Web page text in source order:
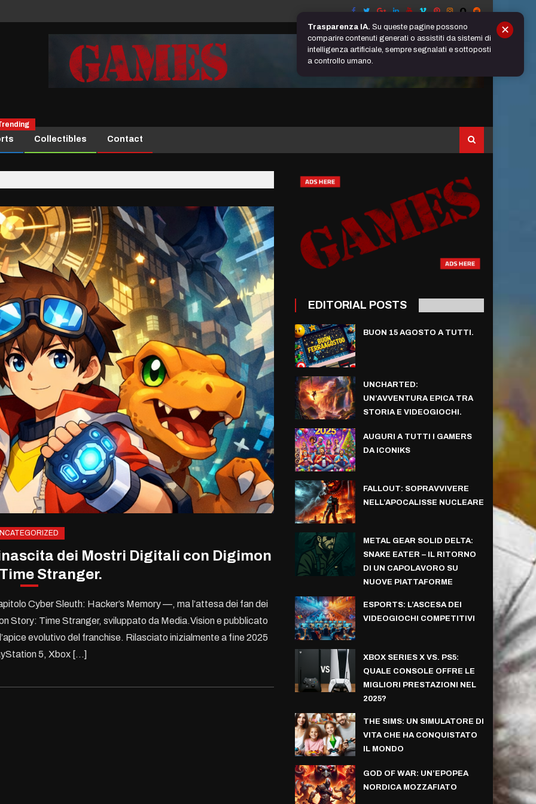
Collectibles Contact
dei Mostri Digitali con Digimon
Stranger.
Cyber Sleuth: Hacker’s Memory —, ma l’attesa dei fan dei
Story: Time Stranger, sviluppato da Media.Vision e pubblicato
evolutivo del franchise. Rilasciato inizialmente a fine 2025
5, Xbox […]
EDITORIAL POSTS
BUON 15 AGOSTO A TUTTI.
UNCHARTED:
UN’AVVENTURA EPICA TRA
STORIA E VIDEOGIOCHI.
AUGURI A TUTTI I GAMERS
DA ICONIKS
FALLOUT: SOPRAVVIVERE
NELL’APOCALISSE NUCLEARE
METAL GEAR SOLID DELTA:
SNAKE EATER – IL RITORNO
DI UN CAPOLAVORO SU
NUOVE PIATTAFORME
ESPORTS: L’ASCESA DEI
VIDEOGIOCHI COMPETITIVI
XBOX SERIES X VS. PS5:
QUALE CONSOLE OFFRE LE
MIGLIORI PRESTAZIONI NEL
2025?
THE SIMS: UN SIMULATORE DI
VITA CHE HA CONQUISTATO
IL MONDO
GOD OF WAR: UN’EPOPEA
NORDICA MOZZAFIATO
Trasparenza IA. Su queste pagine possono
comparire contenuti generati o assistiti da sistemi di
intelligenza artificiale, sempre segnalati e sottoposti
a controllo umano.
✕